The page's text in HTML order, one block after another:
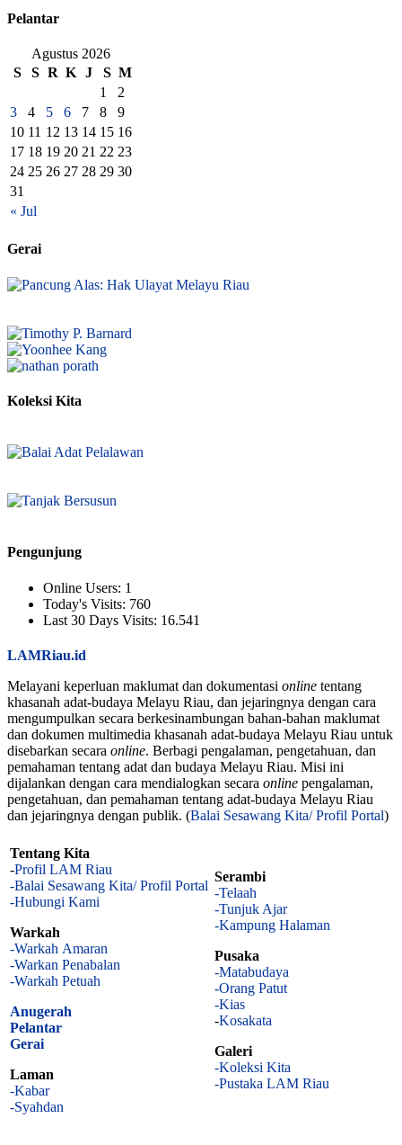
Pelantar
Agustus 2026
S
S R K J S M
« Jul
1
2
3
4 5 6 7 8
9
10 11 12 13 14 15 16
17 18 19 20 21 22 23
24 25 26 27 28 29 30
31
Gerai
Koleksi Kita
Pengunjung
Online Users: 1
Today's Visits: 760
Last 30 Days Visits: 16.541
LAMRiau.id
Melayani keperluan maklumat dan dokumentasi online tentang
khasanah adat-budaya Melayu Riau, dan jejaringnya dengan cara
mengumpulkan secara berkesinambungan bahan-bahan maklumat
dan dokumen multimedia khasanah adat-budaya Melayu Riau untuk
disebarkan secara online. Berbagi pengalaman, pengetahuan, dan
pemahaman tentang adat dan budaya Melayu Riau. Misi ini
dijalankan dengan cara mendialogkan secara online pengalaman,
pengetahuan, dan pemahaman tentang adat-budaya Melayu Riau
dan jejaringnya dengan publik. (Balai Sesawang Kita/ Profil Portal)
Tentang Kita
-Profil LAM Riau
-Balai Sesawang Kita/ Profil Portal
-Hubungi Kami
Warkah
-Warkah Amaran
-Warkan Penabalan
-Warkah Petuah
Anugerah
Pelantar
Gerai
Laman
-Kabar
-Syahdan
Serambi
-Telaah
-Tunjuk Ajar
-Kampung Halaman
Pusaka
-Matabudaya
-Orang Patut
-Kias
-Kosakata
Galeri
-Koleksi Kita
-Pustaka LAM Riau